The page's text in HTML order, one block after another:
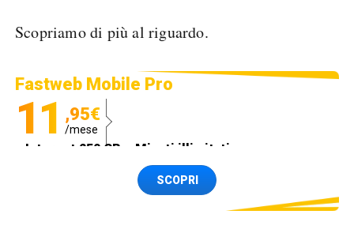
Scopriamo di più al riguardo.
Fastweb Mobile Pro
11 ,95€
/mese
Internet 250 GB e Minuti illimitati
Spedizione SIM GRATISSCOPRI